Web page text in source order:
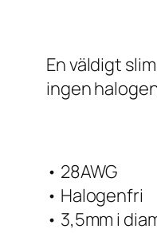
En väldigt
ingen
• 28AWG
• Halogenfri
• 3,5mm i